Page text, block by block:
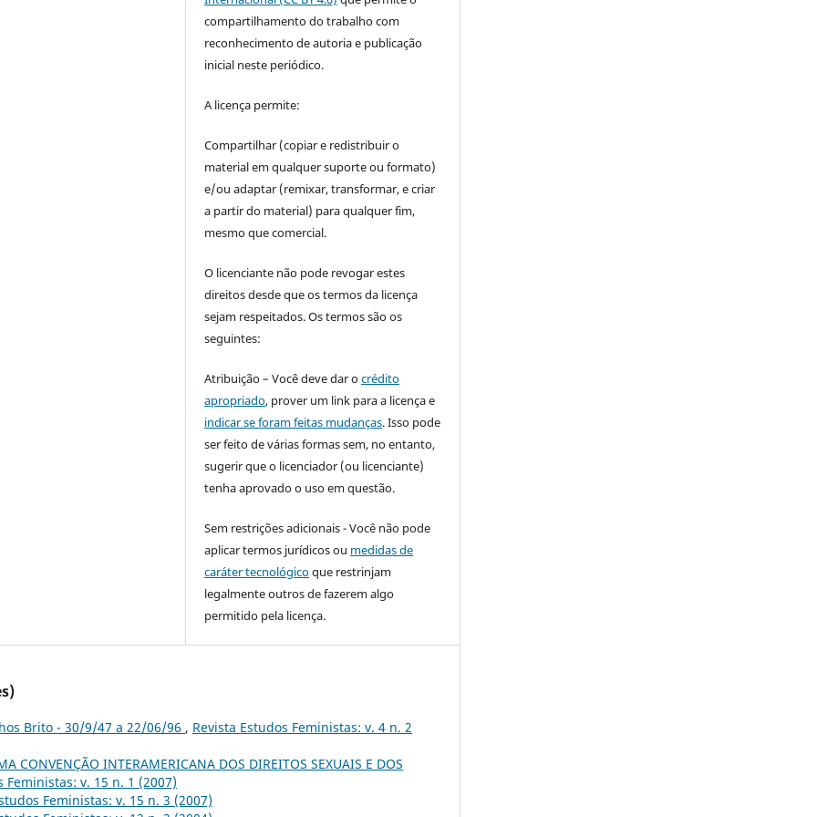
compartilhamento do trabalho com
reconhecimento de autoria e publicação
inicial neste periódico.
A licença permite:
Compartilhar (copiar e redistribuir o
material em qualquer suporte ou formato)
e/ou adaptar (remixar, transformar, e criar
a partir do material) para qualquer fim,
mesmo que comercial.
O licenciante não pode revogar estes
direitos desde que os termos da licença
sejam respeitados. Os termos são os
seguintes:
Atribuição – Você deve dar ocrédito
apropriado, prover um link para a licença e
indicar se foram feitas mudanças. Isso pode
ser feito de várias formas sem, no entanto,
sugerir que o licenciador (ou licenciante)
tenha aprovado o uso em questão.
Sem restrições adicionais - Você não pode
aplicar termos jurídicos ou medidas de
caráter tecnológicoque restrinjam
legalmente outros de fazerem algo
permitido pela licença.
Brito - 30/9/47 a 22/06/96 , Revista Estudos Feministas: v. 4 n. 2
CONVENÇÃO INTERAMERICANA DOS DIREITOS SEXUAIS E DOS
Feministas: v. 15 n. 1 (2007)
Feministas: v. 15 n. 3 (2007)